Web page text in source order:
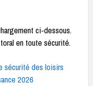
ci-dessous.
en toute sécurité.
sécurité des loisirs
2026